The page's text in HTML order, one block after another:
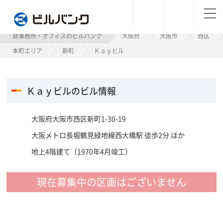
ビルバンク
貸事務所・オフィスのビルバンク 大阪府 大阪市
西区
本町エリア
新町 Ｋａｙビル
Ｋａｙビルのビル情報
大阪府大阪市西区新町1-30-19
大阪メトロ長堀鶴見緑地線西大橋駅 徒歩2分 ほか
地上4階建て（1970年4月竣工）
現在募集中の区画はございません